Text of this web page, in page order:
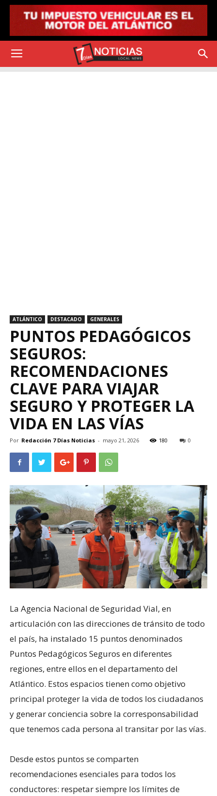
ATLÁNTICO DESTACADO GENERALES
PUNTOS PEDAGÓGICOS
SEGUROS:
RECOMENDACIONES
CLAVE PARA VIAJAR
SEGURO Y PROTEGER LA
VIDA EN LAS VÍAS
Por Redacción 7 Días Noticias - mayo 21, 2026 180 0
La Agencia Nacional de Seguridad Vial, en
articulación con las direcciones de tránsito de todo
el país, ha instalado 15 puntos denominados
Puntos Pedagógicos Seguros en diferentes
regiones, entre ellos en el departamento del
Atlántico. Estos espacios tienen como objetivo
principal proteger la vida de todos los ciudadanos
y generar conciencia sobre la corresponsabilidad
que tenemos cada persona al transitar por las vías.
Desde estos puntos se comparten
recomendaciones esenciales para todos los
conductores: respetar siempre los límites de